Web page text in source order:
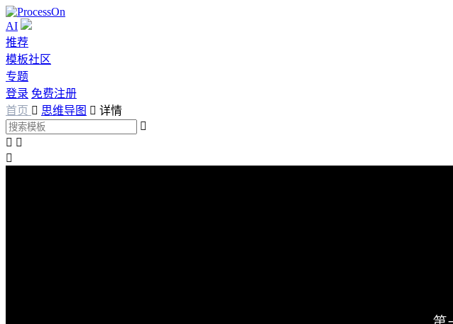
AI
推荐
模板社区
专题
登录 免费注册
首页  思维导图  详情

 
